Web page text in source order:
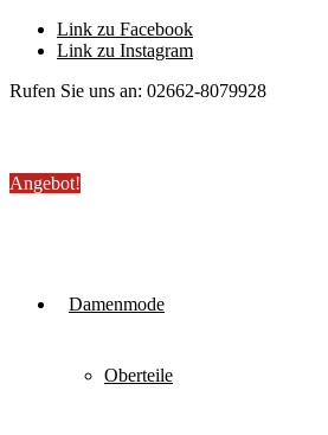
Link zu Facebook
Link zu Instagram
Rufen Sie uns an: 02662-8079928
Damenmode
Oberteile
Angebot!